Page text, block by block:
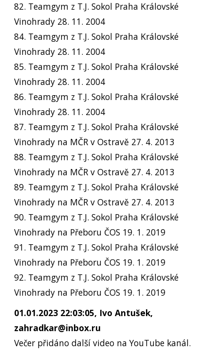
82. Teamgym z T.J. Sokol Praha Královské
Vinohrady 28. 11. 2004
84. Teamgym z T.J. Sokol Praha Královské
Vinohrady 28. 11. 2004
85. Teamgym z T.J. Sokol Praha Královské
Vinohrady 28. 11. 2004
86. Teamgym z T.J. Sokol Praha Královské
Vinohrady 28. 11. 2004
87. Teamgym z T.J. Sokol Praha Královské
Vinohrady na MČR v Ostravě 27. 4. 2013
88. Teamgym z T.J. Sokol Praha Královské
Vinohrady na MČR v Ostravě 27. 4. 2013
89. Teamgym z T.J. Sokol Praha Královské
Vinohrady na MČR v Ostravě 27. 4. 2013
90. Teamgym z T.J. Sokol Praha Královské
Vinohrady na Přeboru ČOS 19. 1. 2019
91. Teamgym z T.J. Sokol Praha Královské
Vinohrady na Přeboru ČOS 19. 1. 2019
92. Teamgym z T.J. Sokol Praha Královské
Vinohrady na Přeboru ČOS 19. 1. 2019
01.01.2023 22:03:05, Ivo Antušek,
zahradkar@inbox.ru
Večer přidáno další video na YouTube kanál.